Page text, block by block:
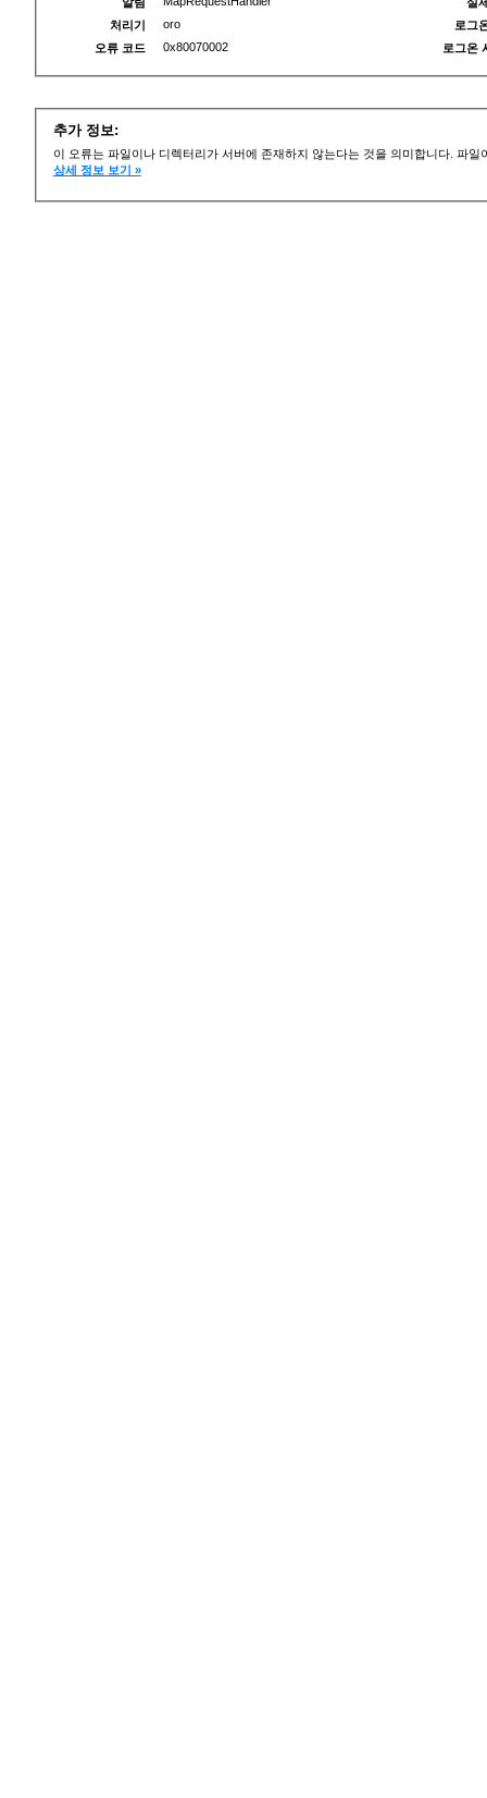
처리기
oro
오류 코드
0x80070002
로그
로그온
추가 정보:
이 오류는 파일이나 디렉터리가 서버에 존재하지 않는다는 것을 의미합니다. 파
상세 정보 보기 »